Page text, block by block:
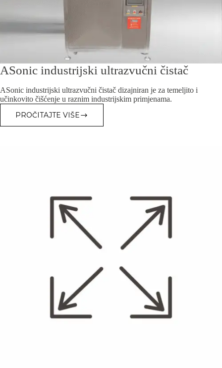
ASonic industrijski ultrazvučni čistač
ASonic industrijski ultrazvučni čistač dizajniran je za temeljito i
učinkovito čišćenje u raznim industrijskim primjenama.
PROČITAJTE VIŠE
ASONIC
INDUSTRIJSKI